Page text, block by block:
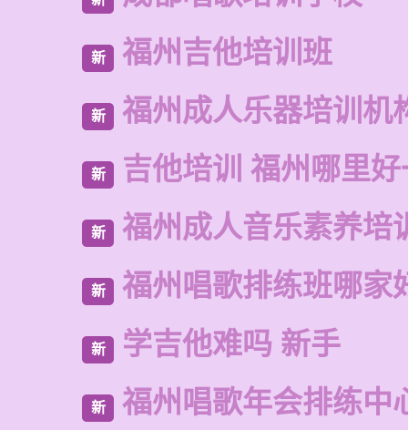
新 福州吉他培训班
新 福州成人乐器培训机
新 吉他培训 福州哪里
新 福州成人音乐素养培
新 福州唱歌排练班哪家
新 学吉他难吗 新手
新 福州唱歌年会排练中